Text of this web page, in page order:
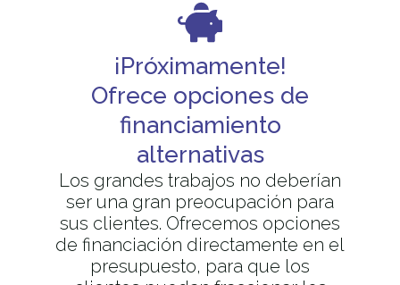
¡Próximamente!
Ofrece opciones de
financiamiento
alternativas
Los grandes trabajos no deberían
ser una gran preocupación para
sus clientes. Ofrecemos opciones
de financiación directamente en el
presupuesto, para que los